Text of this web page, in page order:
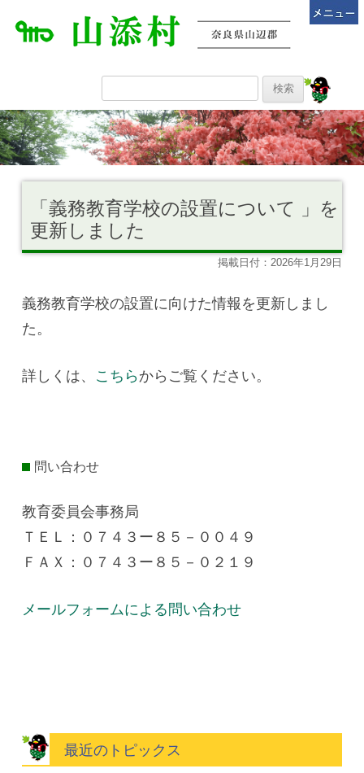
「義務教育学校の設置について 」を
更新しました
掲載日付：2026年1月29日
義務教育学校の設置に向けた情報を更新しまし
た。
詳しくは、 こちらからご覧ください。
問い合わせ
教育委員会事務局
ＴＥＬ：０７４３ー８５－００４９
ＦＡＸ：０７４３ー８５－０２１９
メールフォームによる問い合わせ
最近のトピックス